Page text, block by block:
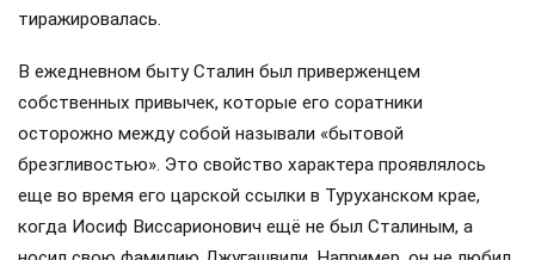
тиражировалась.
В ежедневном быту Сталин был приверженцем
собственных привычек, которые его соратники
осторожно между собой называли «бытовой
брезгливостью». Это свойство характера проявлялось
еще во время его царской ссылки в Туруханском крае,
когда Иосиф Виссарионович ещё не был Сталиным, а